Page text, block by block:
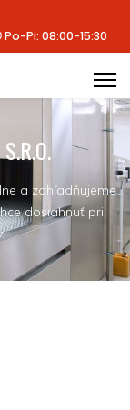
Po-Pi: 08:00-15:30
a zohľadňujeme
dosiahnuť pri